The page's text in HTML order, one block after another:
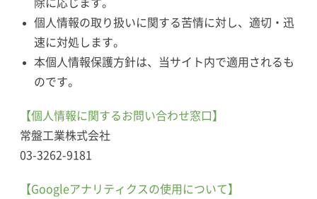
除に応じます。
個人情報の取り扱いに関する苦情に対し、適切・迅
速に対処します。
本個人情報保護方針は、当サイト内で適用されるも
のです。
【個人情報に関するお問い合わせ窓口】
常盤工業株式会社
03-3262-9181
【Googleアナリティクスの使用について】